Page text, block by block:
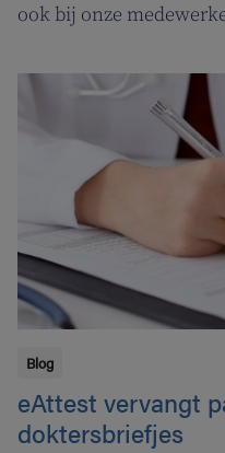
ook bij onze
zuurstoflijn om ook
nodige ademruimte te
hun klanten kunnen
Blog
eAttest vervangt
doktersbriefjes